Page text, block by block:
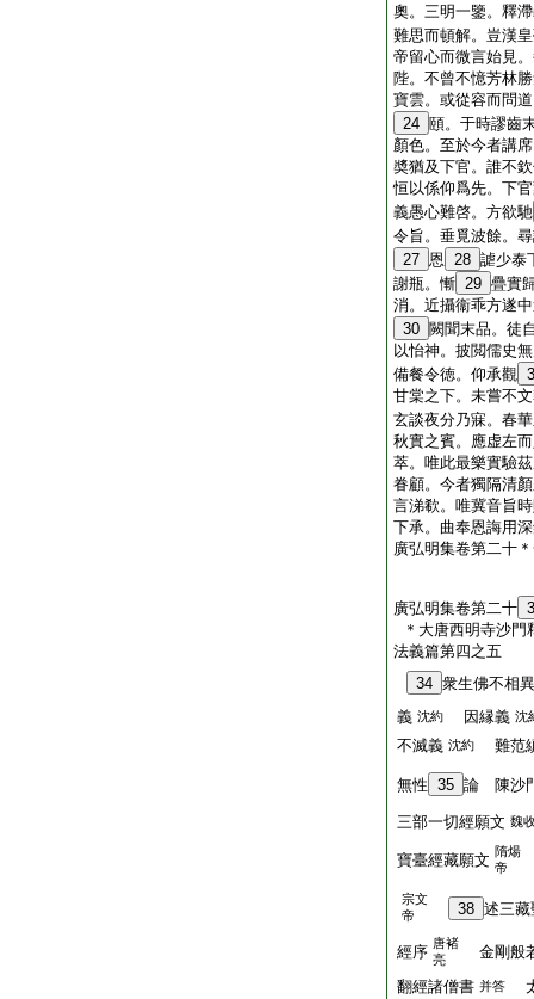
奧。三明一鑒。釋
難思而頓解。豈漢
帝留心而微言始見
陛。不曾不憶芳林
寶雲。或從容而問
24 頤。于時謬齒
顏色。至於今者講
奬猶及下官。誰不
恒以係仰爲先。下
義愚心難啓。方欲馳
令旨。垂覓波餘。
27 恩 28 謔少泰
謝瓶。慚 29 疊實
消。近攝衞乖方遂
30 闕聞末品。徒
以怡神。披閲儒史
備餐令徳。仰承觀
甘棠之下。未嘗不
玄談夜分乃寐。春
秋實之賓。應虚左
萃。唯此最樂實驗
眷顧。今者獨隔清
言涕欷。唯冀音旨
下承。曲奉恩誨用
廣弘明集卷第二十
廣弘明集卷第二十
＊大唐西明寺沙門
法義篇第四之五
34 衆生佛不相
義 沈約 因縁義 沈
不滅義 沈約 難范
無性 35 論 陳沙
三部一切經願文 魏
寶臺經藏願文 隋煬
帝
宗文
帝
38 述三藏
經序 唐褚
亮
金剛般
翻經諸僧書 并答